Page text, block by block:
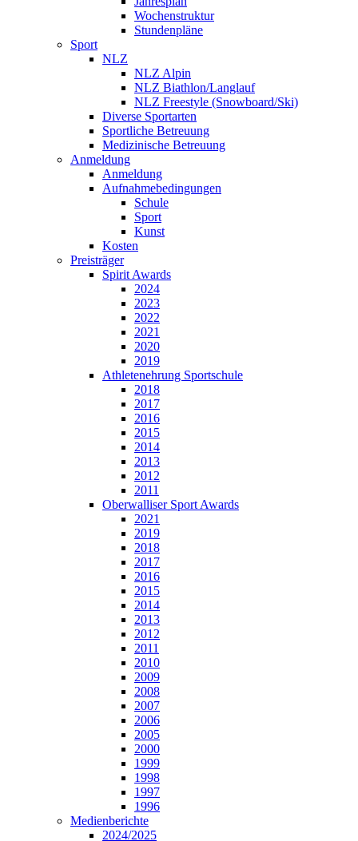
Wochenstruktur
Stundenpläne
Sport
NLZ
NLZ Alpin
NLZ Biathlon/Langlauf
NLZ Freestyle (Snowboard/Ski)
Diverse Sportarten
Sportliche Betreuung
Medizinische Betreuung
Anmeldung
Anmeldung
Aufnahmebedingungen
Schule
Sport
Kunst
Kosten
Preisträger
Spirit Awards
2024
2023
2022
2021
2020
2019
Athletenehrung Sportschule
2018
2017
2016
2015
2014
2013
2012
2011
Oberwalliser Sport Awards
2021
2019
2018
2017
2016
2015
2014
2013
2012
2011
2010
2009
2008
2007
2006
2005
2000
1999
1998
1997
1996
Medienberichte
2024/2025